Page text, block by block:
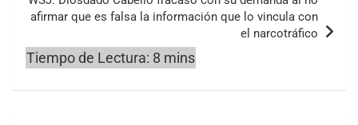
afirmar que es falsa la información que lo vincula con
el narcotráfico